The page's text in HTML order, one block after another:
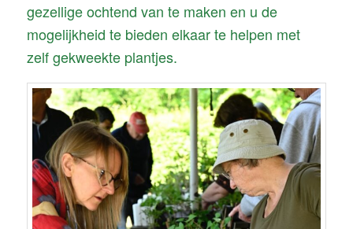
gezellige ochtend van te maken en u de
mogelijkheid te bieden elkaar te helpen met
zelf gekweekte plantjes.